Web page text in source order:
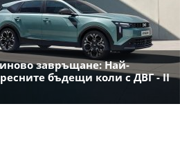
завръщане: Най-
бъдещи коли с ДВГ - II